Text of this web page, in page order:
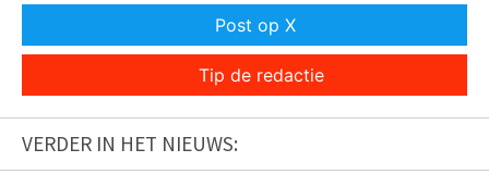
Post op X
Tip de redactie
VERDER IN HET NIEUWS: